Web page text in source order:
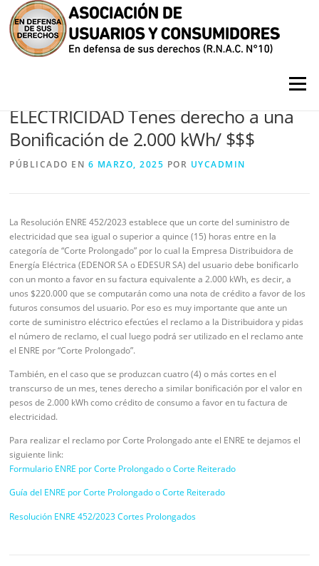
Saltar contenido
Menú
ELECTRICIDAD Tenes derecho a una
Bonificación de 2.000 kWh/ $$$
PÚBLICADO EN 6 MARZO, 2025 POR UYCADMIN
La Resolución ENRE 452/2023 establece que un corte del suministro de
electricidad que sea igual o superior a quince (15) horas entre en la
categoría de “Corte Prolongado” por lo cual la Empresa Distribuidora de
Energía Eléctrica (EDENOR SA o EDESUR SA) del usuario debe bonificarlo
con un monto a favor en su factura equivalente a 2.000 kWh, es decir, a
unos $220.000 que se computarán como una nota de crédito a favor de los
futuros consumos del usuario. Por eso es muy importante que ante un
corte de suministro eléctrico efectúes el reclamo a la Distribuidora y pidas
el número de reclamo, el cual luego podrá ser utilizado en el reclamo ante
el ENRE por “Corte Prolongado”.
También, en el caso que se produzcan cuatro (4) o más cortes en el
transcurso de un mes, tenes derecho a similar bonificación por el valor en
pesos de 2.000 kWh como crédito de consumo a favor en tu factura de
electricidad.
Para realizar el reclamo por Corte Prolongado ante el ENRE te dejamos el
siguiente link:
Formulario ENRE por Corte Prolongado o Corte Reiterado
Guía del ENRE por Corte Prolongado o Corte Reiterado
Resolución ENRE 452/2023 Cortes Prolongados